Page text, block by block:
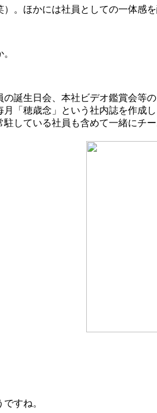
。ほかには社員としての一体感
誕生日会、本社ビデオ鑑賞会等
「穂歳念」という社内誌を作
している社員も含めて一緒にチ
すね。